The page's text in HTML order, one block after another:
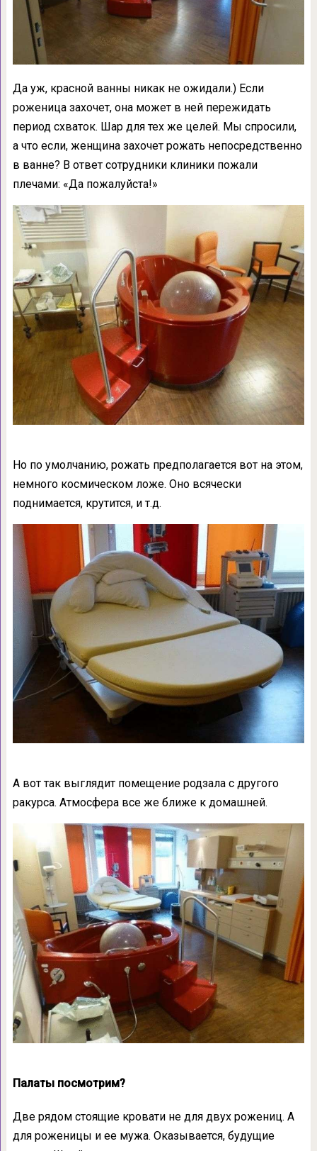
Да уж, красной ванны никак не ожидали.) Если
роженица захочет, она может в ней пережидать
период схваток. Шар для тех же целей. Мы спросили,
а что если, женщина захочет рожать непосредственно
в ванне? В ответ сотрудники клиники пожали
плечами: «Да пожалуйста!»
Но по умолчанию, рожать предполагается вот на этом,
немного космическом ложе. Оно всячески
поднимается, крутится, и т.д.
А вот так выглядит помещение родзала с другого
ракурса. Атмосфера все же ближе к домашней.
Палаты посмотрим?
Две рядом стоящие кровати не для двух рожениц. А
для роженицы и ее мужа. Оказывается, будущие